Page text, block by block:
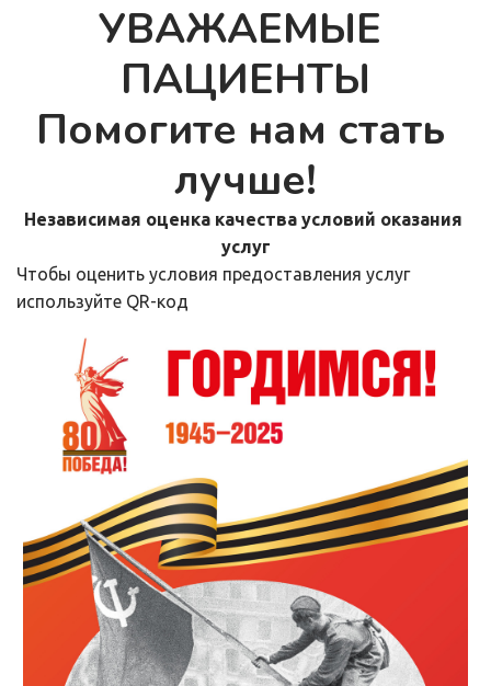
УВАЖАЕМЫЕ
ПАЦИЕНТЫ
Помогите нам стать
лучше!
Независимая оценка качества условий оказания
услуг
Чтобы оценить условия предоставления услуг
используйте QR-код